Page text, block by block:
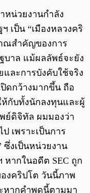
หน่วยงานกำลัง
เป็น “เมืองหลวงคริ
ณสำคัญของการ
บาล แม้ผลลัพธ์จะยัง
ละการบังคับใช้จริง
ดกว้างมากขึ้น ถือ
ห้กับทั้งนักลงทุนและผู้
ย์ดิจิทัล ผมมองว่า
เพราะเป็นการ
ซึ่งเป็นหน่วยงาน
ากในอดีต SEC ถูก
งคริปโต วันนี้ภาพ
หากคำพูดนี้ตามมา